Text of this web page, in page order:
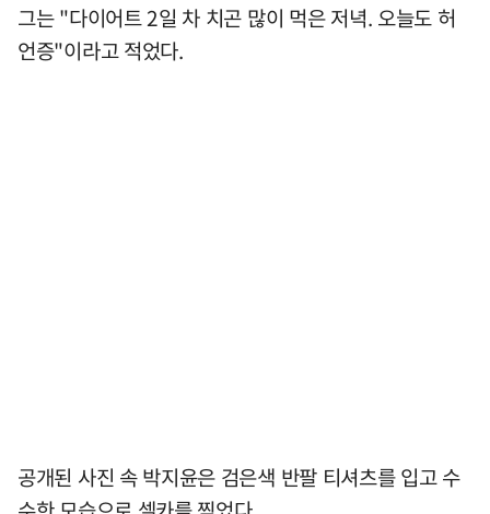
그는 "다이어트 2일 차 치곤 많이 먹은 저녁. 오늘도 허
언증"이라고 적었다.
공개된 사진 속 박지윤은 검은색 반팔 티셔츠를 입고 수